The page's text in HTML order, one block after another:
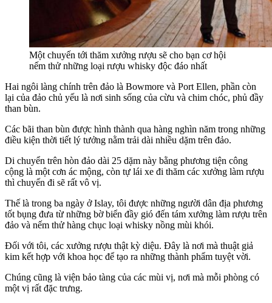
Một chuyến tới thăm xưởng rượu sẽ cho bạn cơ hội
nếm thử những loại rượu whisky độc đáo nhất
Hai ngôi làng chính trên đảo là Bowmore và Port Ellen, phần còn
lại của đảo chủ yếu là nơi sinh sống của cừu và chim chóc, phủ đầy
than bùn.
Các bãi than bùn được hình thành qua hàng nghìn năm trong những
điều kiện thời tiết lý tưởng nằm trải dài nhiều dặm trên đảo.
Di chuyển trên hòn đảo dài 25 dặm này bằng phương tiện công
cộng là một cơn ác mộng, còn tự lái xe đi thăm các xưởng làm rượu
thì chuyến đi sẽ rất vô vị.
Thế là trong ba ngày ở Islay, tôi được những người dân địa phương
tốt bụng đưa từ những bờ biển đầy gió đến tám xưởng làm rượu trên
đảo và nếm thử hàng chục loại whisky nồng mùi khói.
Đối với tôi, các xưởng rượu thật kỳ diệu. Đây là nơi mà thuật giả
kim kết hợp với khoa học để tạo ra những thành phẩm tuyệt vời.
Chúng cũng là viện bảo tàng của các mùi vị, nơi mà mỗi phòng có
một vị rất đặc trưng.